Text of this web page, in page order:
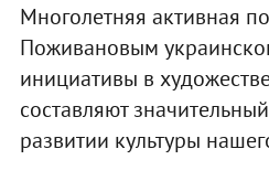
Многолетняя активная
Поживановым
инициативы в
составляют
развитии культуры